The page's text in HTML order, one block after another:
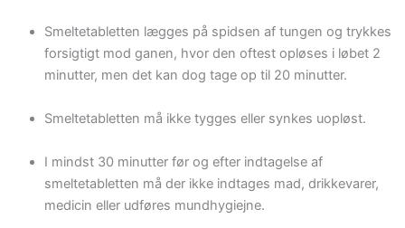
Smeltetabletten lægges på spidsen af tungen og trykkes
forsigtigt mod ganen, hvor den oftest opløses i løbet 2
minutter, men det kan dog tage op til 20 minutter.
Smeltetabletten må ikke tygges eller synkes uopløst.
I mindst 30 minutter før og efter indtagelse af
smeltetabletten må der ikke indtages mad, drikkevarer,
medicin eller udføres mundhygiejne.